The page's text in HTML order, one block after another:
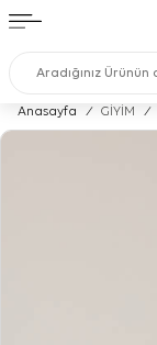
Anasayfa / GİYİM /